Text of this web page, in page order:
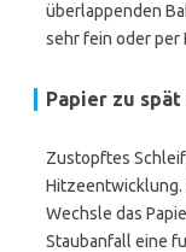
überlappenden
sehr fein oder per
Papier zu spät
Zustopftes
Hitzeentwicklung.
Wechsle das
Staubanfall eine